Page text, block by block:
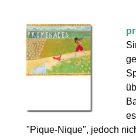
"Pique-Nique", jedoch